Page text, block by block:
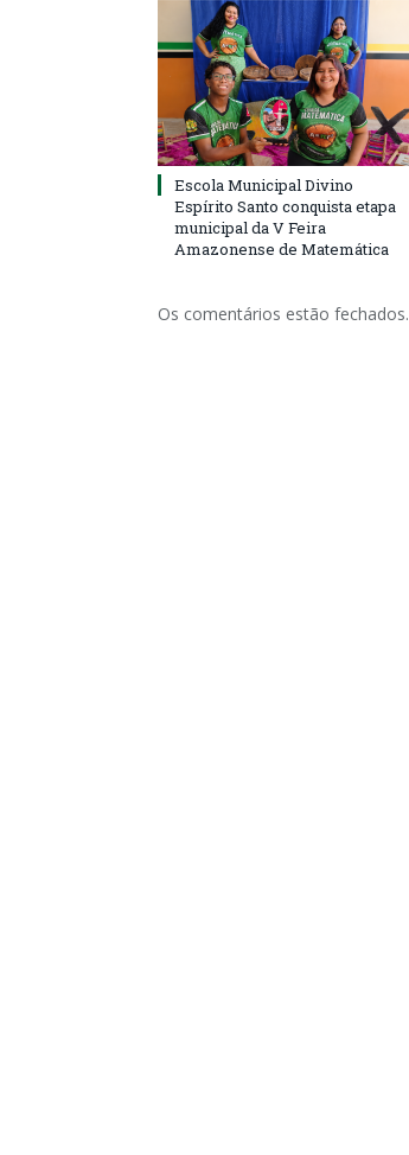
Escola Municipal Divino
Espírito Santo conquista etapa
municipal da V Feira
Amazonense de Matemática
Os comentários estão fechados.